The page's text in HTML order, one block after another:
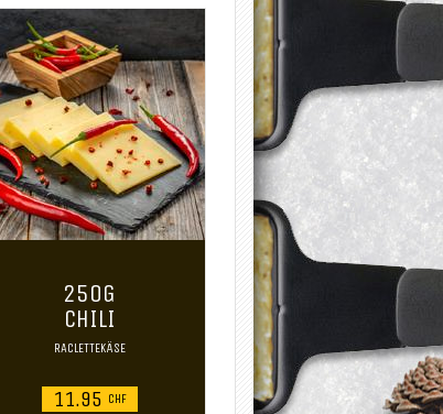
250G
CHILI
RACLETTEKÄSE
11.95 CHF